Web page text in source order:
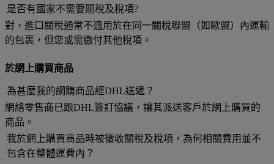
是否有國家不需要關稅及稅項?
對，進口關稅通常不適用於在同一關稅聯盟（如歐盟）內運輸
的包裹，但您或需繳付其他稅項。
於網上購買商品
為甚麼我的網購商品經DHL送遞？
網絡零售商已跟DHL簽訂協議，讓其派送客戶於網上購買的
商品。
我於網上購買商品時被徵收關稅及稅項，為何相關費用並不
包含在整體運費內？